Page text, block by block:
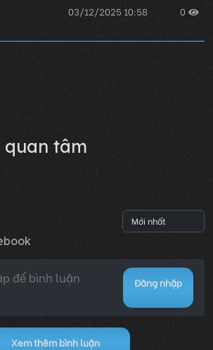
03/12/2025 10:58 0
quan tâm
Đăng nhập
Xem thêm bình luận